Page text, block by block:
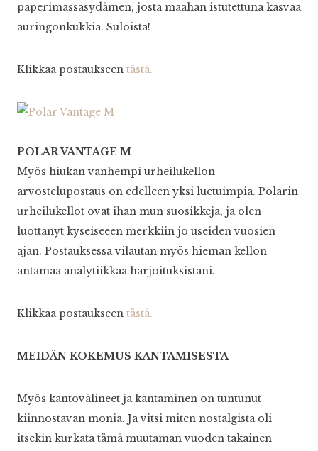
paperimassasydämen, josta maahan istutettuna kasvaa
auringonkukkia. Suloista!
Klikkaa postaukseen tästä.
POLAR VANTAGE M
Myös hiukan vanhempi urheilukellon
arvostelupostaus on edelleen yksi luetuimpia. Polarin
urheilukellot ovat ihan mun suosikkeja, ja olen
luottanyt kyseiseeen merkkiin jo useiden vuosien
ajan. Postauksessa vilautan myös hieman kellon
antamaa analytiikkaa harjoituksistani.
Klikkaa postaukseen tästä.
MEIDÄN KOKEMUS KANTAMISESTA
Myös kantovälineet ja kantaminen on tuntunut
kiinnostavan monia. Ja vitsi miten nostalgista oli
itsekin kurkata tämä muutaman vuoden takainen